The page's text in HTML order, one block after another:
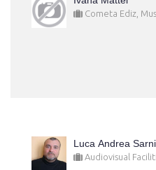
Cometa Ediz,
Luca Andrea Sarni
Audiovisual